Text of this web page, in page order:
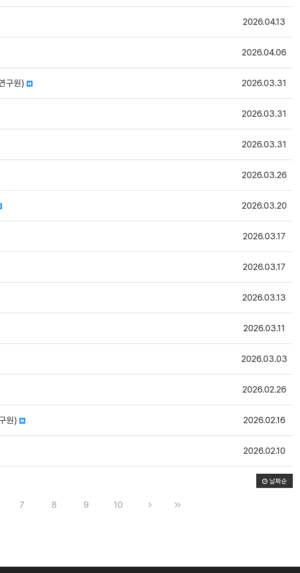
2026.04.13
2026.04.06
구원) 2026.03.31
2026.03.31
2026.03.31
2026.03.26
2026.03.20
2026.03.17
2026.03.17
2026.03.13
2026.03.11
2026.03.03
2026.02.26
원) 2026.02.16
2026.02.10
날짜순
7 8 9 10